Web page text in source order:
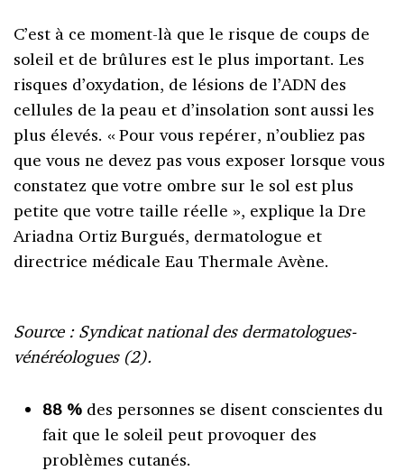
C’est à ce moment-là que le risque de coups de
soleil et de brûlures est le plus important. Les
risques d’oxydation, de lésions de l’ADN des
cellules de la peau et d’insolation sont aussi les
plus élevés. « Pour vous repérer, n’oubliez pas
que vous ne devez pas vous exposer lorsque vous
constatez que votre ombre sur le sol est plus
petite que votre taille réelle », explique la Dre
Ariadna Ortiz Burgués, dermatologue et
directrice médicale Eau Thermale Avène.
Source : Syndicat national des dermatologues-
vénéréologues (2).
88 %des personnes se disent conscientes du
fait que le soleil peut provoquer des
problèmes cutanés.